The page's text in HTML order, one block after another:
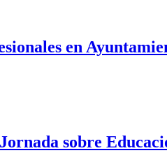
en
sobre